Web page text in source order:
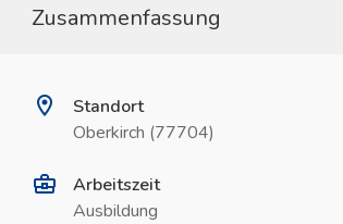
Zusammenfassung
Standort
Oberkirch (77704)
Arbeitszeit
Ausbildung